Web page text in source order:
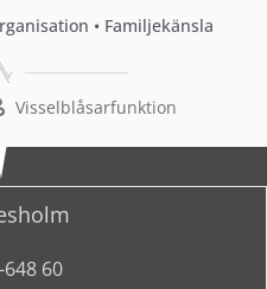
• Familjekänsla
Visselblåsarfunktion
648 60